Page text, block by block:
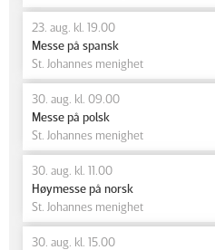
23. aug. kl. 19.00
Messe på spansk
St. Johannes menighet
30. aug. kl. 09.00
Messe på polsk
St. Johannes menighet
30. aug. kl. 11.00
Høymesse på norsk
St. Johannes menighet
30. aug. kl. 15.00